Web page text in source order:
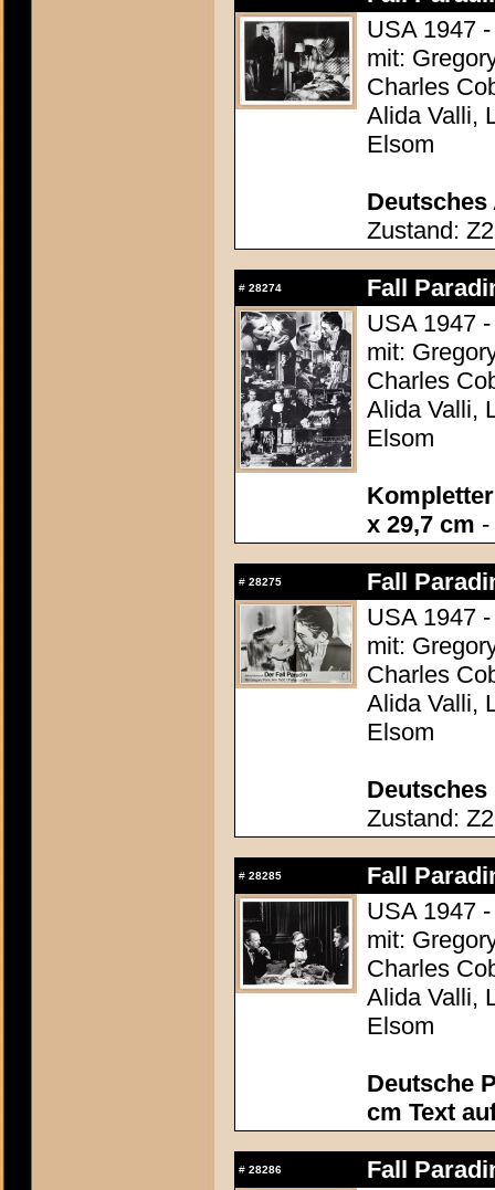
USA 1947
mit:
Charles
Alida Valli,
Elsom
Deutsches
Zustand: Z2
# 28274
Fall
USA 1947
mit:
Charles
Alida Valli,
Elsom
x 29,7 cm
# 28275
Fall
USA 1947
mit:
Charles
Alida Valli,
Elsom
Deutsches
Zustand:
# 28285
Fall
USA 1947
mit:
Charles
Alida Valli,
Elsom
Deutsche
cm Text
# 28286
Fall